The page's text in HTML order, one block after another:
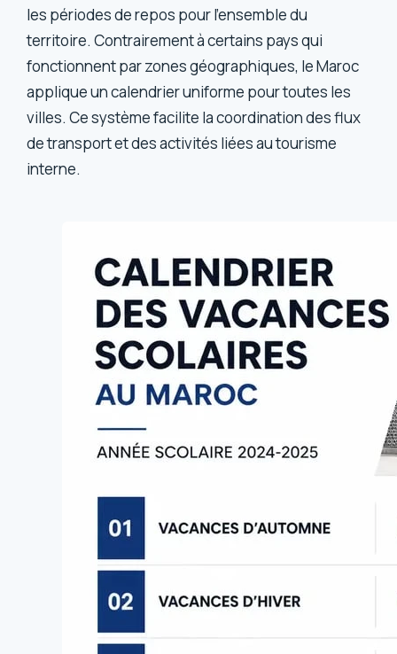
les périodes de repos pour l’ensemble du
territoire. Contrairement à certains pays qui
fonctionnent par zones géographiques, le Maroc
applique un calendrier uniforme pour toutes les
villes. Ce système facilite la coordination des flux
de transport et des activités liées au tourisme
interne.